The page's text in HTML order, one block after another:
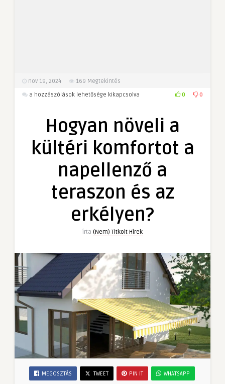
nov 19, 2024 169 Megtekintés
Hogyan
komfortot
a hozzászólások lehetősége kikapcsolva 0 0
Hogyan növeli a
kültéri komfortot a
napellenző a
teraszon és az
erkélyen?
Írta (Nem) Titkolt Hírek
MEGOSZTÁS TWEET PIN IT WHATSAPP